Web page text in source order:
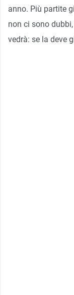
anno. Più partite
non ci sono
vedrà: se la deve